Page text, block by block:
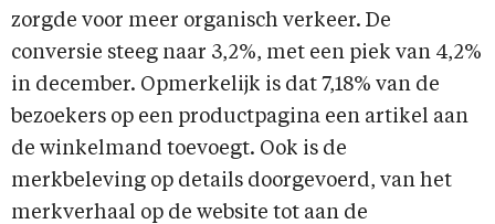
zorgde voor meer organisch verkeer. De
conversie steeg naar 3,2%, met een piek van 4,2%
in december. Opmerkelijk is dat 7,18% van de
bezoekers op een productpagina een artikel aan
de winkelmand toevoegt. Ook is de
merkbeleving op details doorgevoerd, van het
merkverhaal op de website tot aan de